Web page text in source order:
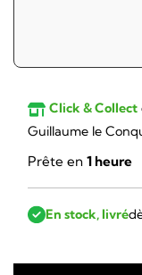
Click & Collect
Guillaume le
Prête en 1 heure
En stock, livré